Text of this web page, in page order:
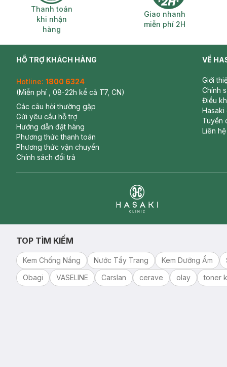
Thanh toán khi nhận hàng
Thanh toán
khi nhận
hàng
Giao nhanh
Giao nhanh
miễn phí 2H
HỖ TRỢ KHÁCH HÀNG
Hotline: 1800 6324
(Miễn phí , 08-22h kể cả T7, CN)
Các câu hỏi thường gặp
Gửi yêu cầu hỗ trợ
Hướng dẫn đặt hàng
Phương thức thanh toán
Phương thức vận chuyển
Chính sách đổi trả
VỀ
Giới
Chính
Điều
Hasaki
Tuyển
Liên hệ
TOP TÌM KIẾM
Kem Chống Nắng Nước Tẩy Trang Kem Dưỡng Ẩm
Obagi
VASELINE Carslan cerave olay toner